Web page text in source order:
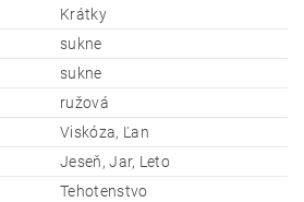
Krátky
sukne
sukne
ružová
Viskóza, Ľan
Jeseň, Jar, Leto
Tehotenstvo